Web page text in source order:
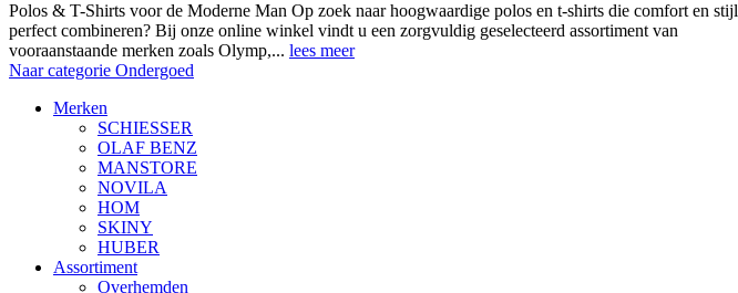
Polos & T-Shirts voor de Moderne Man Op zoek naar hoogwaardige polos en t-shirts die comfort en stijl
perfect combineren? Bij onze online winkel vindt u een zorgvuldig geselecteerd assortiment van
vooraanstaande merken zoals Olymp,... lees meer
Naar categorie Ondergoed
Merken
SCHIESSER
OLAF BENZ
MANSTORE
NOVILA
HOM
SKINY
HUBER
Assortiment
Overhemden